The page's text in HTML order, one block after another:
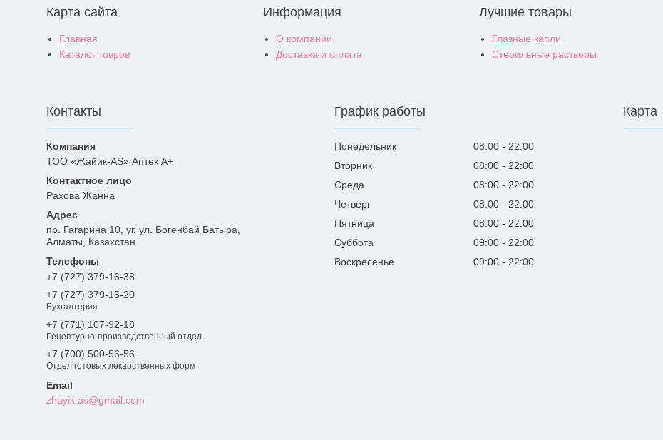
Карта сайта
Главная
Каталог товров
Информация
О компании
Доставка и оплата
Лучшие товары
Глазные капли
Стерильные растворы
Контакты
ТОО «Жайик-AS» Аптек А+
Рахова Жанна
пр. Гагарина 10, уг. ул. Богенбай Батыра,
Алматы, Казахстан
+7 (727) 379-16-38
+7 (727) 379-15-20
Бухгалтерия
+7 (771) 107-92-18
Рецептурно-производственный отдел
+7 (700) 500-56-56
Отдел готовых лекарственных форм
zhayik.as@gmail.com
График работы
Понедельник 08:00
22:00
Вторник
08:00
22:00
Среда
08:00
22:00
Четверг
08:00
22:00
Пятница
08:00
22:00
Суббота
09:00
22:00
Воскресенье
09:00 22:00
Карта